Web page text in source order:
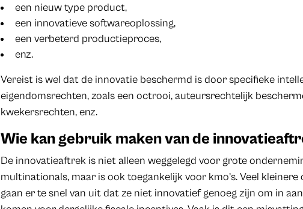
een nieuw type product,
een innovatieve softwareoplossing,
een verbeterd productieproces,
enz.
Vereist is wel dat de innovatie beschermd is door specifieke
eigendomsrechten, zoals een octrooi, auteursrechtelijk
kwekersrechten, enz.
Wie kan gebruik maken van de
De innovatieaftrek is niet alleen weggelegd voor grote
multinationals, maar is ook toegankelijk voor kmo’s. Veel
gaan er te snel van uit dat ze niet innovatief genoeg zijn om in